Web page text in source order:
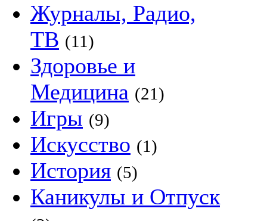
Журналы, Радио,
ТВ (11)
Здоровье и
Медицина (21)
Игры (9)
Искусство (1)
История (5)
Каникулы и Отпуск